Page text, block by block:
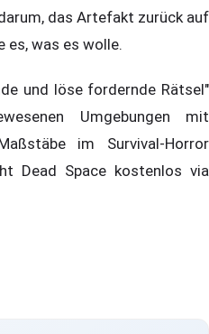
das Artefakt zurück auf
es, was es wolle.
und löse fordernde Rätsel"
Umgebungen mit
im Survival-Horror
Dead Space kostenlos via